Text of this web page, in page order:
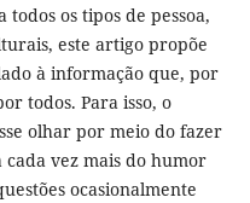
os tipos de pessoa,
este artigo propõe
à informação que, por
todos. Para isso, o
olhar por meio do fazer
vez mais do humor
ocasionalmente